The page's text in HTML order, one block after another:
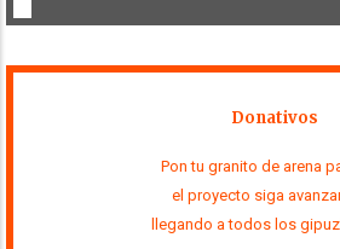
Donativos
Pon tu granito de arena
el proyecto siga
llegando a todos los